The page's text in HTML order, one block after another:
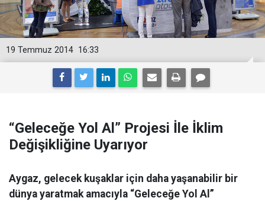
16:33
19 Temmuz 2014
“Geleceğe Yol Al” Projesi İle İklim
Değişikliğine Uyarıyor
Aygaz, gelecek kuşaklar için daha yaşanabilir bir
dünya yaratmak amacıyla “Geleceğe Yol Al”